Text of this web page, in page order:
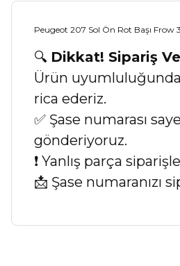
Peugeot 207 Sol Ön Rot Başı Frow
🔍 Dikkat! Sipariş
Ürün
rica ederiz.
✅ Şase numarası
gönderiyoruz.
❗ Yanlış parça
📩 Şase numaranızı